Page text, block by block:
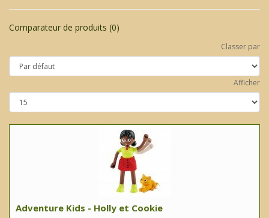
Comparateur de produits (0)
Classer par
Afficher
Adventure Kids - Holly et Cookie